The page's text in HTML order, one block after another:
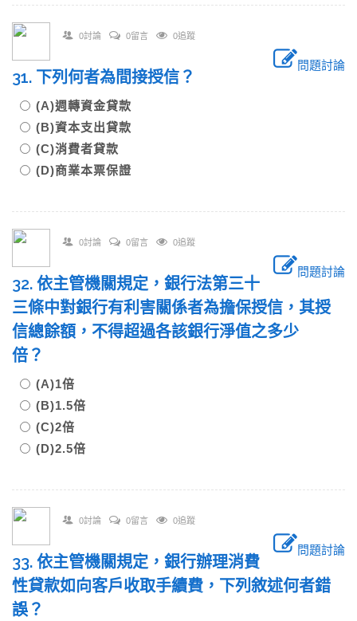
0討論 0留言 0追蹤
問題討論
31. 下列何者為間接授信？
(A)週轉資金貸款
(B)資本支出貸款
(C)消費者貸款
(D)商業本票保證
0討論 0留言 0追蹤
問題討論
32. 依主管機關規定，銀行法第三十
三條中對銀行有利害關係者為擔保授信，其授
信總餘額，不得超過各該銀行淨值之多少
倍？
(A)1倍
(B)1.5倍
(C)2倍
(D)2.5倍
0討論 0留言 0追蹤
問題討論
33. 依主管機關規定，銀行辦理消費
性貸款如向客戶收取手續費，下列敘述何者錯
誤？